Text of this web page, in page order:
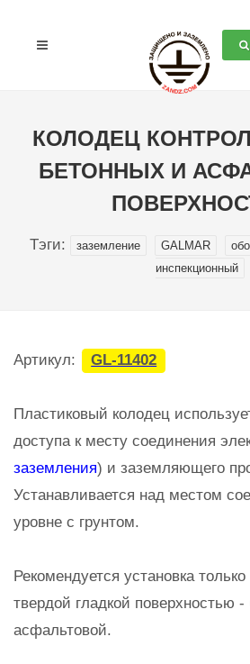
КОЛОДЕЦ
БЕТОННЫХ И
Тэги: заземление GALMAR
инспекционный
Артикул: GL-11402
Пластиковый колодец
доступа к месту соединения
заземления) и заземляющего
Устанавливается над местом
уровне с грунтом.
Рекомендуется установка только
твердой гладкой поверхностью
асфальтовой.